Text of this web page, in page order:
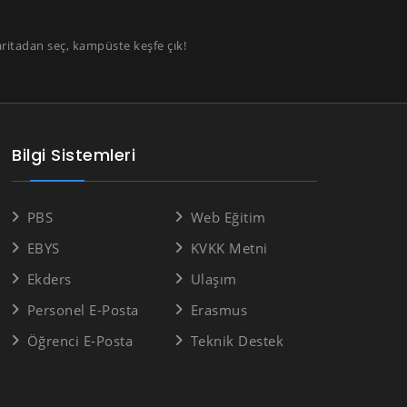
seç, kampüste keşfe çık!
Bilgi Sistemleri
PBS
EBYS
Ekders
Personel E-Posta
Öğrenci E-Posta
Web Eğitim
KVKK Metni
Ulaşım
Erasmus
Teknik Destek